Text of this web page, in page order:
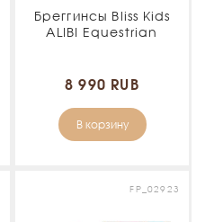
Бреггинсы Bliss Kids
ALIBI Equestrian
8 990 RUB
В корзину
FP_02923